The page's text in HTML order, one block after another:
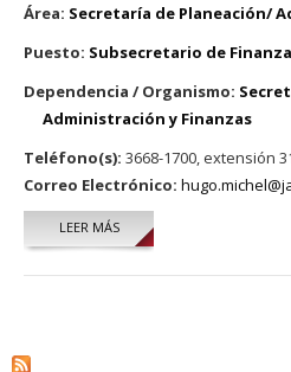
Área: Secretaría de Planeación/
Puesto: Subsecretario de
Dependencia / Organismo:
Administración y Finanzas
Teléfono(s): 3668-1700, extensión
Correo Electrónico:
LEER MÁSSOBRE HUGO ALBERTO